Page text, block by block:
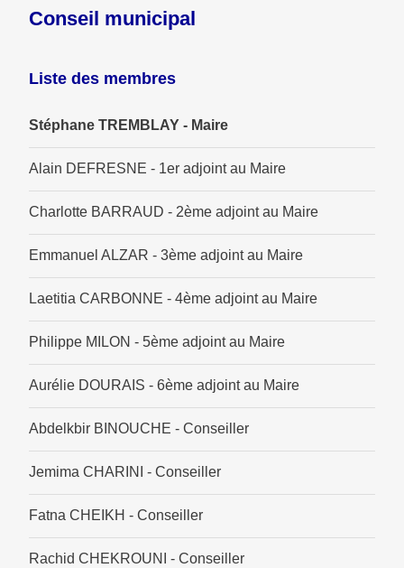
Conseil municipal
Liste des membres
Stéphane TREMBLAY - Maire
Alain DEFRESNE - 1er adjoint au Maire
Charlotte BARRAUD - 2ème adjoint au Maire
Emmanuel ALZAR - 3ème adjoint au Maire
Laetitia CARBONNE - 4ème adjoint au Maire
Philippe MILON - 5ème adjoint au Maire
Aurélie DOURAIS - 6ème adjoint au Maire
Abdelkbir BINOUCHE - Conseiller
Jemima CHARINI - Conseiller
Fatna CHEIKH - Conseiller
Rachid CHEKROUNI - Conseiller